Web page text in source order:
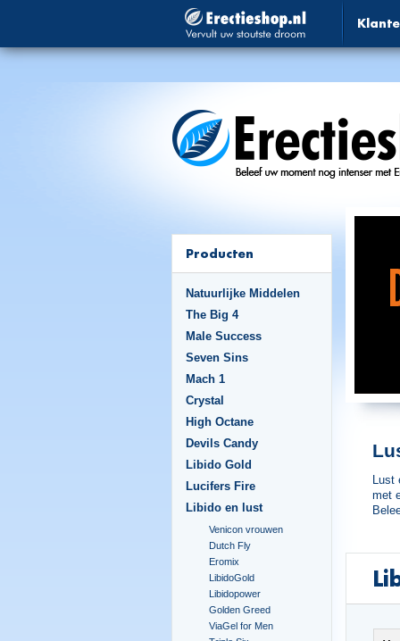
Producten
Natuurlijke Middelen
The Big 4
Male Success
Seven Sins
Mach 1
Crystal
High Octane
Devils Candy
Libido Gold
Lucifers Fire
Libido en lust
Venicon vrouwen
Dutch Fly
Eromix
LibidoGold
Libidopower
Golden Greed
ViaGel for Men
Lust
met